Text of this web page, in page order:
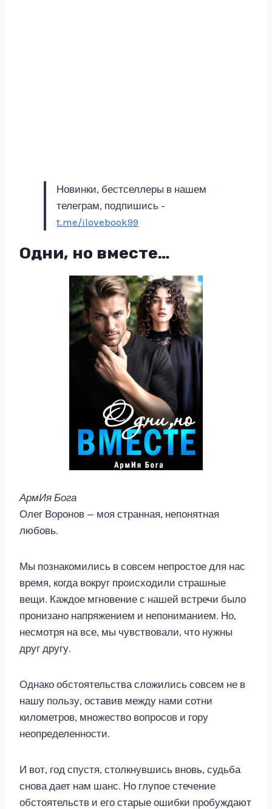
Новинки, бестселлеры в нашем
телеграм, подпишись -
t.me/ilovebook99
Одни, но вместе…
АрмИя Бога
Олег Воронов — моя странная, непонятная
любовь.
Мы познакомились в совсем непростое для нас
время, когда вокруг происходили страшные
вещи. Каждое мгновение с нашей встречи было
пронизано напряжением и непониманием. Но,
несмотря на все, мы чувствовали, что нужны
друг другу.
Однако обстоятельства сложились совсем не в
нашу пользу, оставив между нами сотни
километров, множество вопросов и гору
неопределенности.
И вот, год спустя, столкнувшись вновь, судьба
снова дает нам шанс. Но глупое стечение
обстоятельств и его старые ошибки пробуждают